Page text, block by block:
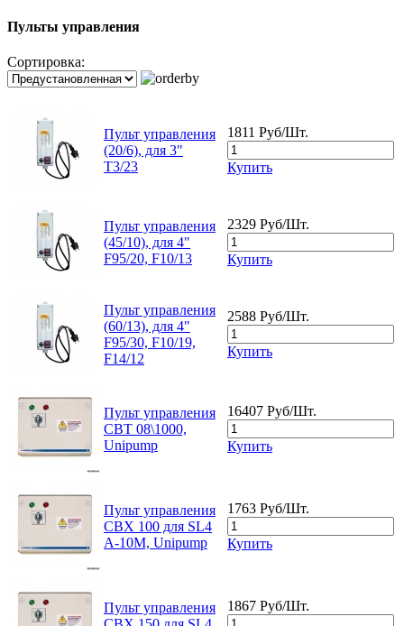
Пульты управления
Сортировка:
Пульт управления
(20/6), для 3"
T3/23
1811 Руб/Шт.
Купить
Пульт управления
(45/10), для 4"
F95/20, F10/13
2329 Руб/Шт.
Купить
Пульт управления
(60/13), для 4"
F95/30, F10/19,
F14/12
2588 Руб/Шт.
Купить
Пульт управления
CBT 08\1000,
Unipump
16407 Руб/Шт.
Купить
Пульт управления
CBX 100 для SL4
A-10M, Unipump
1763 Руб/Шт.
Купить
Пульт управления
1867 Руб/Шт.